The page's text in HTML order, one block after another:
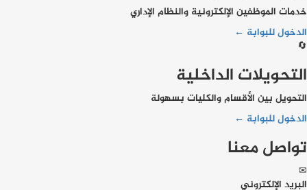
خدمات الموظفين الإلكترونية والنظام الإداري
الدخول للبوابة ←
🔄
التحويلات الداخلية
التحويل بين الأقسام والكليات بسهولة
الدخول للبوابة ←
تواصل معنا
✉
البريد الإلكتروني